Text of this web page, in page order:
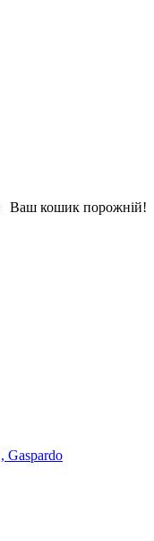
Ваш кошик порожній!
Gaspardo